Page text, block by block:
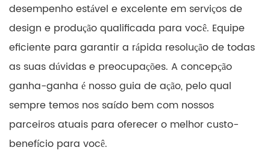
desempenho estável e excelente em serviços de
design e produção qualificada para você. Equipe
eficiente para garantir a rápida resolução de todas
as suas dúvidas e preocupações. A concepção
ganha-ganha é nosso guia de ação, pelo qual
sempre temos nos saído bem com nossos
parceiros atuais para oferecer o melhor custo-
benefício para você.